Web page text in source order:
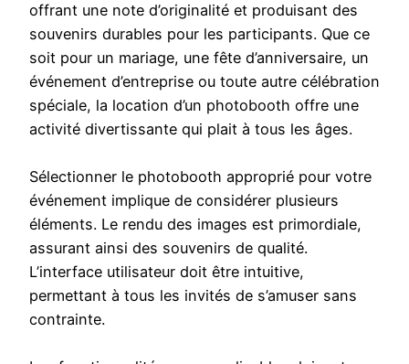
offrant une note d’originalité et produisant des
souvenirs durables pour les participants. Que ce
soit pour un mariage, une fête d’anniversaire, un
événement d’entreprise ou toute autre célébration
spéciale, la location d’un photobooth offre une
activité divertissante qui plait à tous les âges.
Sélectionner le photobooth approprié pour votre
événement implique de considérer plusieurs
éléments. Le rendu des images est primordiale,
assurant ainsi des souvenirs de qualité.
L’interface utilisateur doit être intuitive,
permettant à tous les invités de s’amuser sans
contrainte.